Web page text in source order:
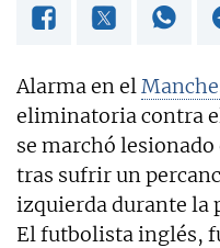
Alarma en el
eliminatoria contra
se marchó
tras sufrir un
izquierda durante la
El futbolista inglés,